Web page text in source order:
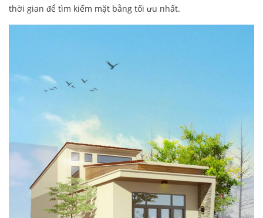
thời gian để tìm kiếm mặt bằng tối ưu nhất.